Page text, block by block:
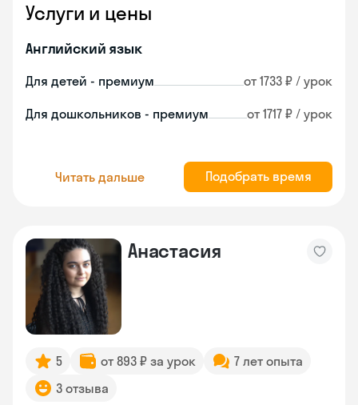
Услуги и цены
Английский язык
Для детей - премиум от 1733 ₽ / урок
Для дошкольников - премиум от 1717 ₽ / урок
Читать дальше Подобрать время
Анастасия
5 от 893 ₽ за урок
7 лет опыта
3 отзыва